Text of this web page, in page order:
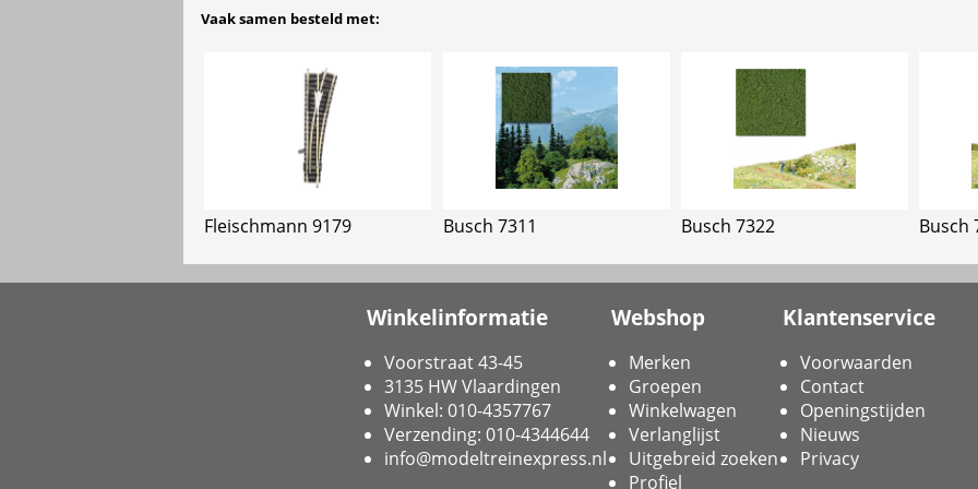
Vaak samen besteld met:
Fleischmann 9179 Busch 7311 Busch 7322 Busch
Winkelinformatie
Voorstraat 43-45
3135 HW Vlaardingen
Winkel: 010-4357767
Verzending: 010-4344644
info@modeltreinexpress.nl
Webshop
Merken
Groepen
Winkelwagen
Verlanglijst
Uitgebreid zoeken
Profiel
Klantenservice
Voorwaarden
Contact
Openingstijden
Nieuws
Privacy